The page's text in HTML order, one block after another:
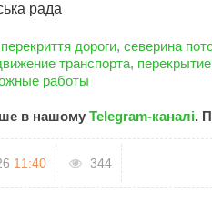
рада
перекриття дороги, северина
транспорта,
работы
в нашому Telegram-каналі.
11:40 344